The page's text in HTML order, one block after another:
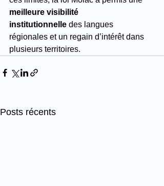
meilleure visibilité
institutionnelle des langues
régionales et un regain d’intérêt dans
plusieurs territoires.
Posts récents